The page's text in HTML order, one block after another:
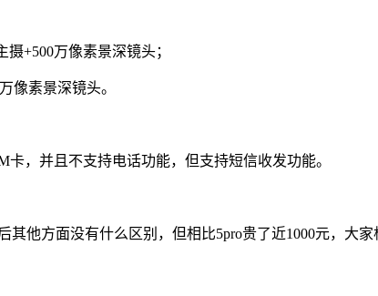
+500万像素景深镜头；
像素景深镜头。
，并且不支持电话功能，但支持短信收发功能。
他方面没有什么区别，但相比5pro贵了近1000元，大家